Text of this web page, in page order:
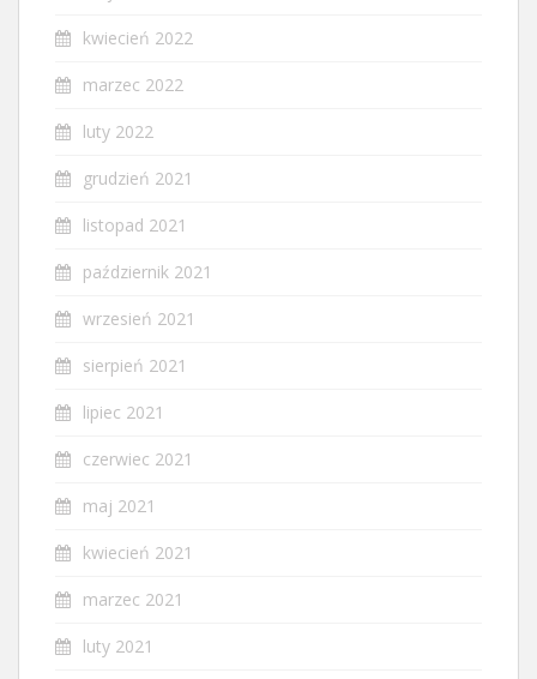
kwiecień 2022
marzec 2022
luty 2022
grudzień 2021
listopad 2021
październik 2021
wrzesień 2021
sierpień 2021
lipiec 2021
czerwiec 2021
maj 2021
kwiecień 2021
marzec 2021
luty 2021